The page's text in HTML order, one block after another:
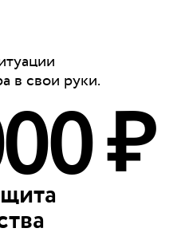
в свои руки.
₽